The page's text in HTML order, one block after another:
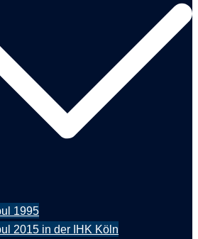
1995
2015 in der IHK Köln